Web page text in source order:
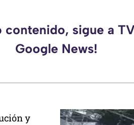
contenido, sigue a
Google News!
y